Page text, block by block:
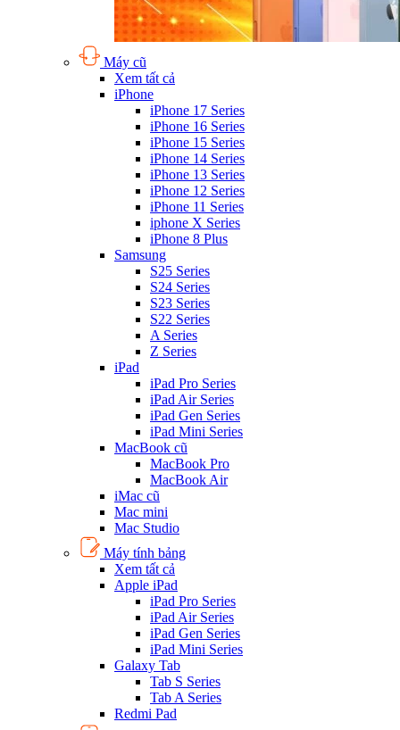
Máy cũ
Xem tất cả
iPhone
iPhone 17 Series
iPhone 16 Series
iPhone 15 Series
iPhone 14 Series
iPhone 13 Series
iPhone 12 Series
iPhone 11 Series
iphone X Series
iPhone 8 Plus
Samsung
S25 Series
S24 Series
S23 Series
S22 Series
A Series
Z Series
iPad
iPad Pro Series
iPad Air Series
iPad Gen Series
iPad Mini Series
MacBook cũ
MacBook Pro
MacBook Air
iMac cũ
Mac mini
Mac Studio
Máy tính bảng
Xem tất cả
Apple iPad
iPad Pro Series
iPad Air Series
iPad Gen Series
iPad Mini Series
Galaxy Tab
Tab S Series
Tab A Series
Redmi Pad